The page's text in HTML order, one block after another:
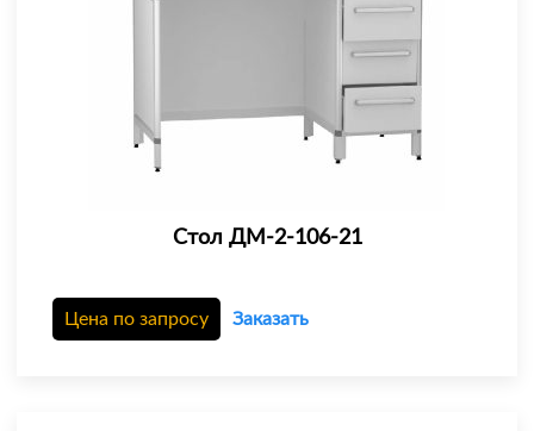
Стол ДМ-2-106-21
Цена по запросу Заказать